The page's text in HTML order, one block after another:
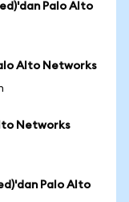
Palo Alto
Alto Networks
Networks
Palo Alto